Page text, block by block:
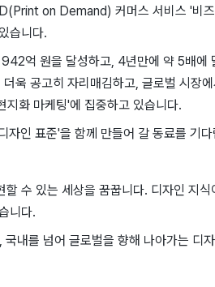
on Demand) 커머스 서비스 '비즈
습니다.
억 원을 달성하고, 4년만에 약 5배에
욱 공고히 자리매김하고, 글로벌 시장
지화 마케팅'에 집중하고 있습니다.
자인 표준'을 함께 만들어 갈 동료를 기
수 있는 세상을 꿈꿉니다. 디자인 지
니다.
내를 넘어 글로벌을 향해 나아가는 디